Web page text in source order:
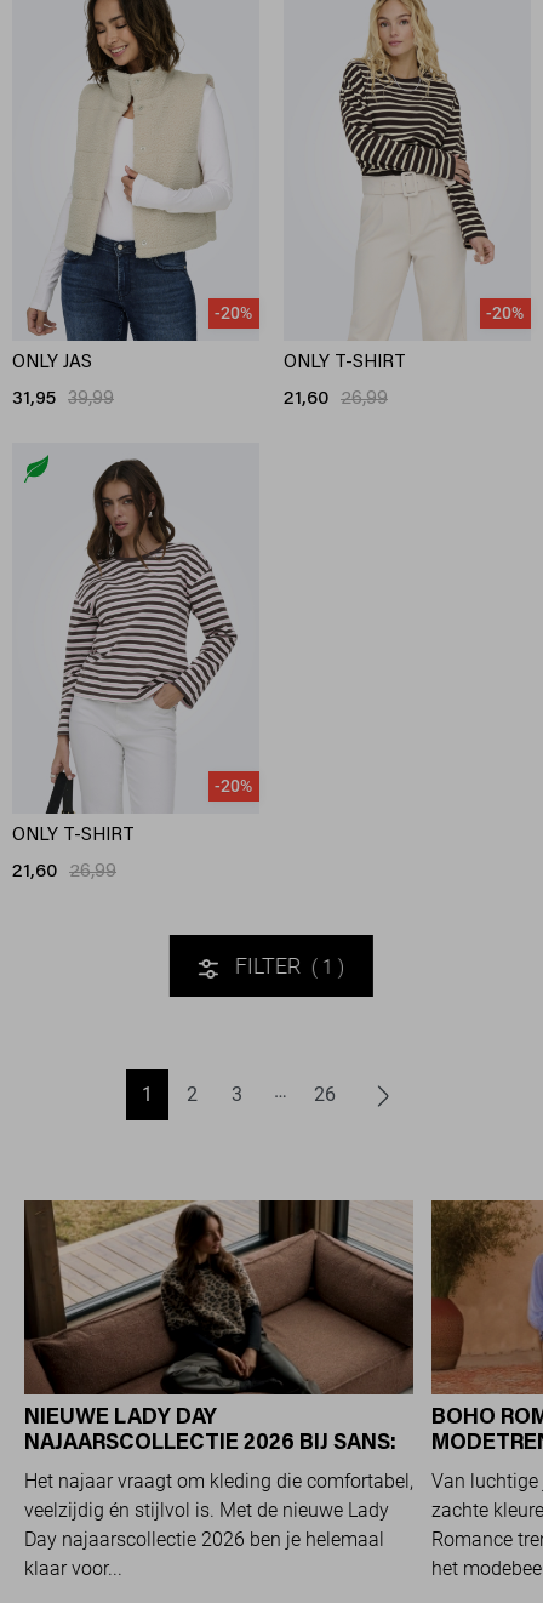
-20%
ONLY JAS
31,95 39,99
-20%
ONLY T-SHIRT
21,60 26,99
-20%
ONLY T-SHIRT
21,60 26,99
FILTER 1
1 2 3 26
NIEUWE LADY DAY
NAJAARSCOLLECTIE 2026 BIJ SANS:
STIJL EN COMFORT IN
TRAVELKWALITEIT
Het najaar vraagt om kleding die comfortabel,
veelzijdig én stijlvol is. Met de nieuwe Lady
Day najaarscollectie 2026 ben je helemaal
klaar voor...
BOHO
OVERAL
Van luchtige
zachte
Romance
het